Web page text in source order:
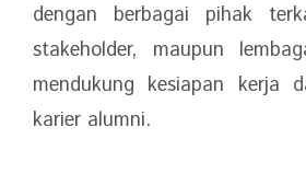
dengan berbagai pihak
stakeholder, maupun
mendukung kesiapan kerja
karier alumni.